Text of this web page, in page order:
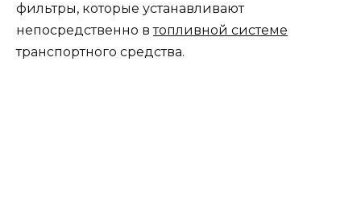
фильтры, которые устанавливают
непосредственно втопливной системе
транспортного средства.